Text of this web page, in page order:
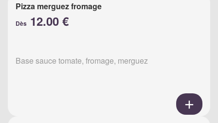
Pizza merguez fromage
Dès 12.00 €
Base sauce tomate, fromage, merguez